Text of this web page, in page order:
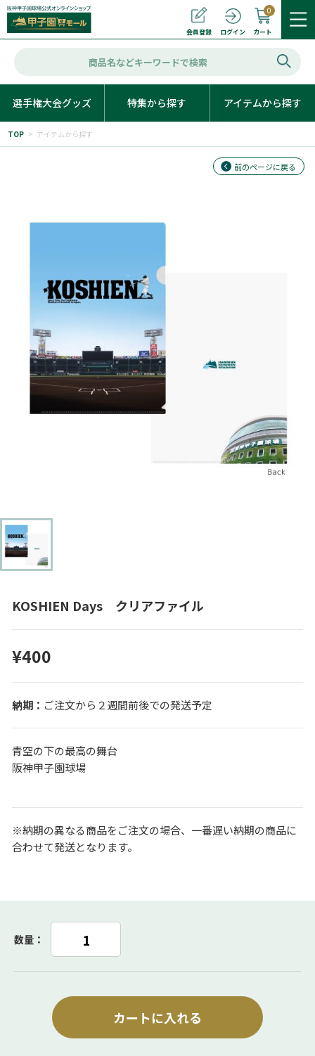
会員登録 ログイン カート
0
選手権大会グッズ 特集から探す アイテムから探す
TOP > アイテムから探す
前のページに戻る
KOSHIEN Days クリアファイル
¥400
ご注文から２週間前後での発送予定
青空の下の最高の舞台
阪神甲子園球場
※納期の異なる商品をご注文の場合、一番遅い納期の商品に
合わせて発送となります。
数量：
カートに入れる